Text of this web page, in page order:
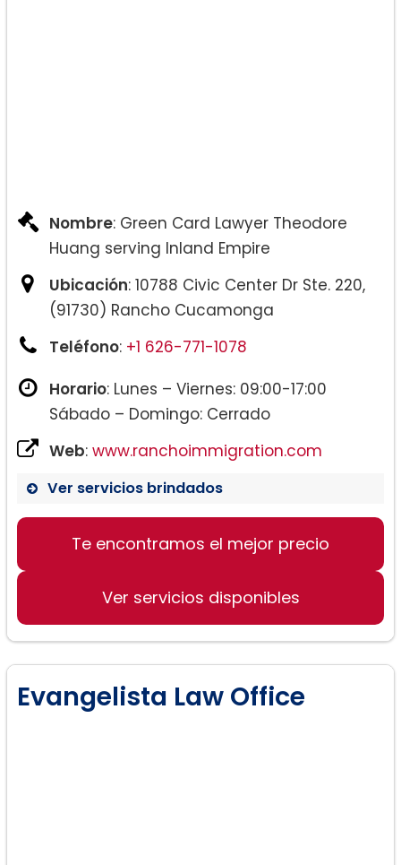
Nombre: Green Card Lawyer Theodore
Huang serving Inland Empire
Ubicación: 10788 Civic Center Dr Ste. 220,
(91730) Rancho Cucamonga
Teléfono: +1 626-771-1078
Horario: Lunes – Viernes: 09:00-17:00
Sábado – Domingo: Cerrado
Web: www.ranchoimmigration.com
Ver servicios brindados
Te encontramos el mejor precio
Ver servicios disponibles
Evangelista Law Office